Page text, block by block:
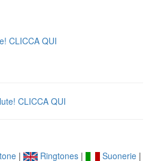
CLICCA QUI
CLICCA QUI
| Ringtones| Suonerie|